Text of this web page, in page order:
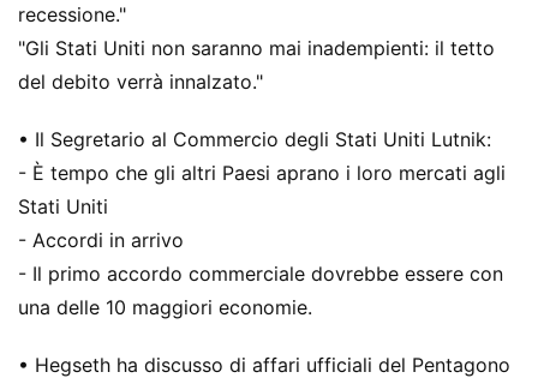
recessione."
"Gli Stati Uniti non saranno mai inadempienti: il tetto
del debito verrà innalzato."
• Il Segretario al Commercio degli Stati Uniti Lutnik:
- È tempo che gli altri Paesi aprano i loro mercati agli
Stati Uniti
- Accordi in arrivo
- Il primo accordo commerciale dovrebbe essere con
una delle 10 maggiori economie.
• Hegseth ha discusso di affari ufficiali del Pentagono